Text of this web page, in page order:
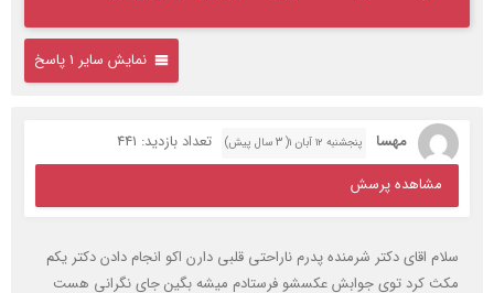
نمایش سایر 1 پاسخ
مهسا پنجشنبه ۱۲ آبان ۱( 3 سال پیش)
تعداد بازدید: 441
مشاهده پرسش
سلام اقای دکتر شرمنده پدرم ناراحتی قلبی دارن اکو انجام دادن دکتر یکم
مکث کرد توی جوابش عکسشو فرستادم میشه بگین جای نگرانی هست